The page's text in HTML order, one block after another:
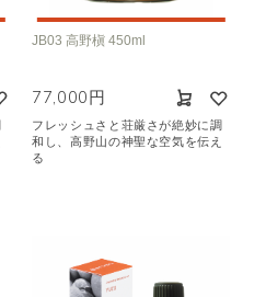
JB03 高野槇 450ml
77,000円
フレッシュさと荘厳さが絶妙に調
和し、高野山の神聖な空気を伝え
る